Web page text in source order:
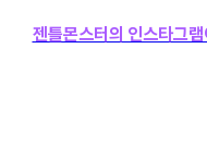
젠틀몬스터의 인스타그